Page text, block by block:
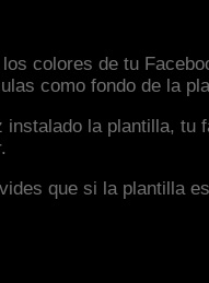
los colores de tu
como fondo de la
instalado la plantilla, tu
que si la plantilla